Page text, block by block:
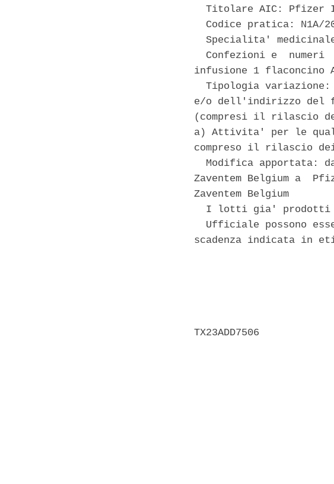
Titolare AIC: Pfizer
Codice pratica: N1A/
Specialita'
Confezioni e  numeri
infusione 1 flaconcino
Tipologia
e/o dell'indirizzo del
(compresi il rilascio
a) Attivita' per le
compreso il rilascio
Modifica apportata:
Zaventem Belgium a
Zaventem Belgium
I lotti gia'
Ufficiale possono
scadenza indicata in